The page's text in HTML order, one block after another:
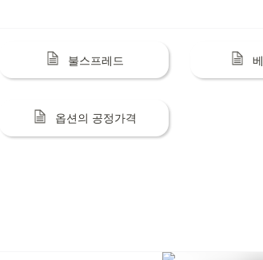
불스프레드
옵션의 공정가격